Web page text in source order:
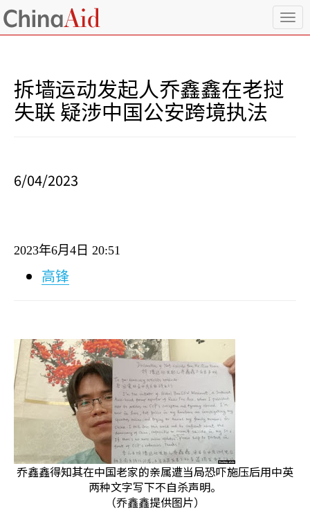
T
o
拆墙运动发起人乔鑫鑫在老挝
失联 疑涉中国公安跨境执法
6/04/2023
2023年6月 4 日 20:51
高锋
乔鑫鑫得知其在中国老家的亲属遭当局恐吓施压后用中英
两种文字写下不自杀声明。
（乔鑫鑫提供图片）